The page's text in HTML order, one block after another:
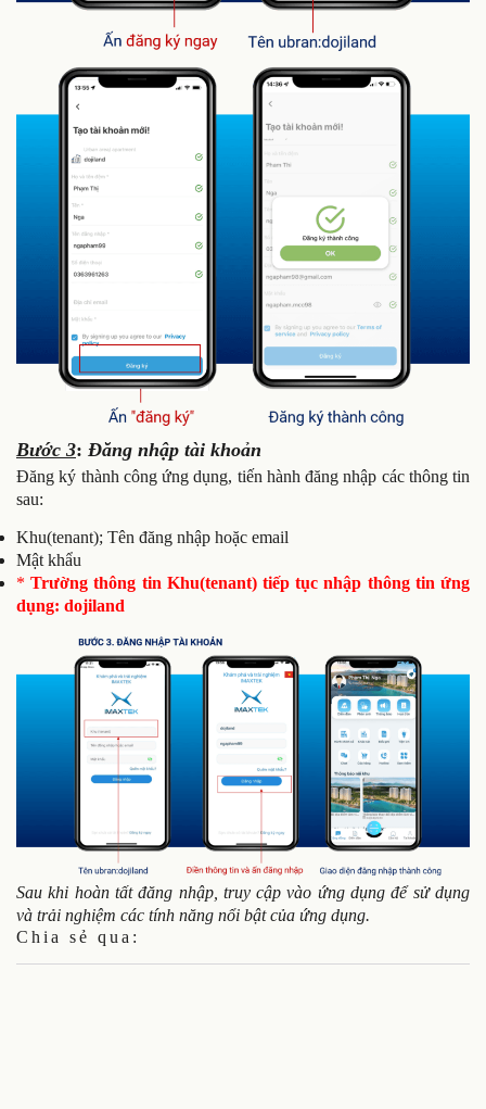
Bước 3: Đăng nhập tài khoản
Đăng ký thành công ứng dụng, tiến hành đăng nhập các thông tin
sau:
Khu(tenant); Tên đăng nhập hoặc email
Mật khẩu
*Trường thông tin Khu(tenant) tiếp tục nhập thông tin ứng
dụng: dojiland
Sau khi hoàn tất đăng nhập, truy cập vào ứng dụng để sử dụng
và trải nghiệm các tính năng nổi bật của ứng dụng.
Chia sẻ qua: